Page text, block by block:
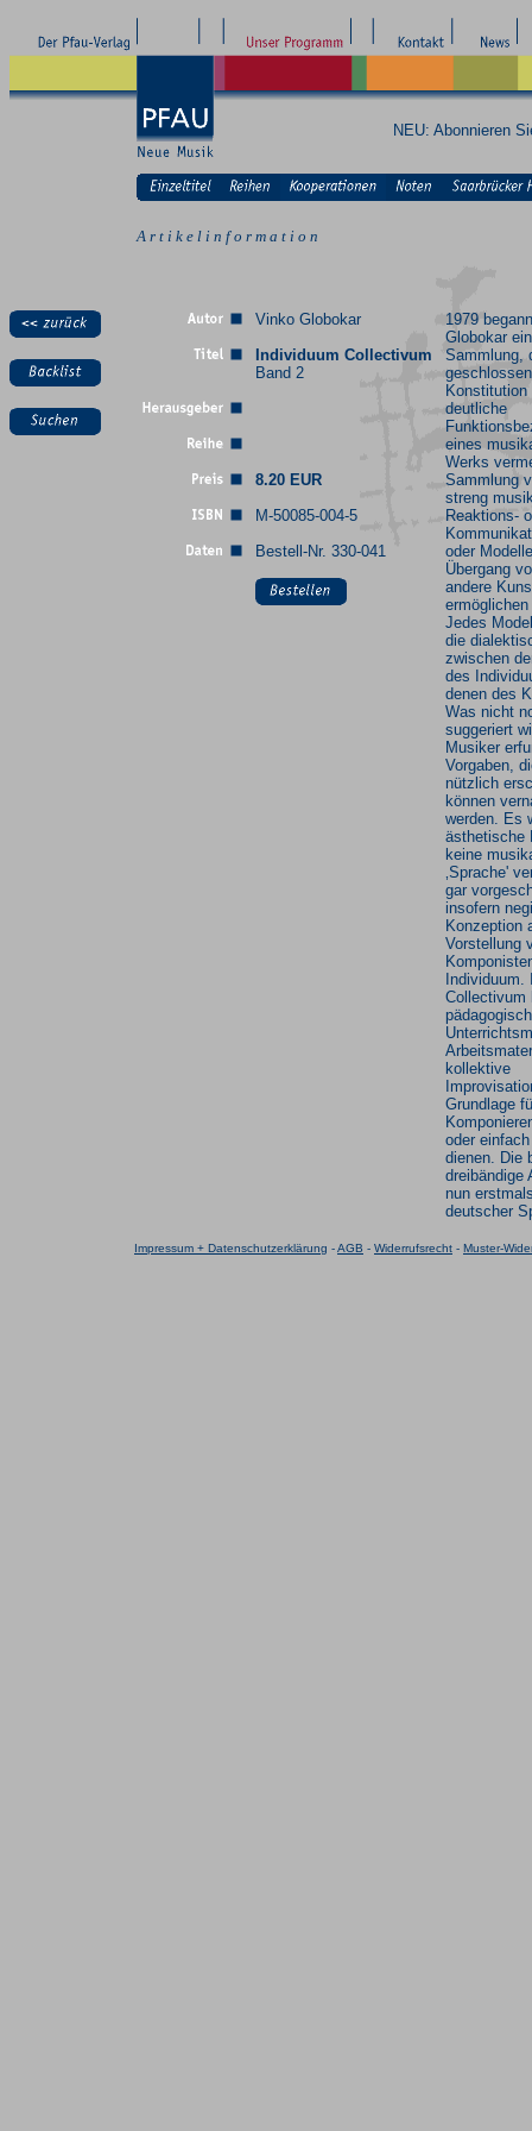
NEU: Abonnieren
A r t i k e l i n f o r m a t i o n
Vinko Globokar
Individuum Collectivum
Band 2
8.20 EUR
M-50085-004-5
Bestell-Nr. 330-041
1979
Globokar
Sammlung,
Konstitution
deutliche
eines
Werks
Sammlung
streng
Reaktions-
oder
Übergang
andere
Jedes
die
zwischen
des
denen des
Was nicht
suggeriert
Musiker
Vorgaben,
nützlich
können
werden. Es
ästhetische
keine
‚Sprache'
gar
insofern
Konzeption
Vorstellung
Collectivum
kollektive
Grundlage
oder
dienen. Die
dreibändige
nun
deutscher
Impressum + Datenschutzerklärung -AGB - Widerrufsrecht - Muster-